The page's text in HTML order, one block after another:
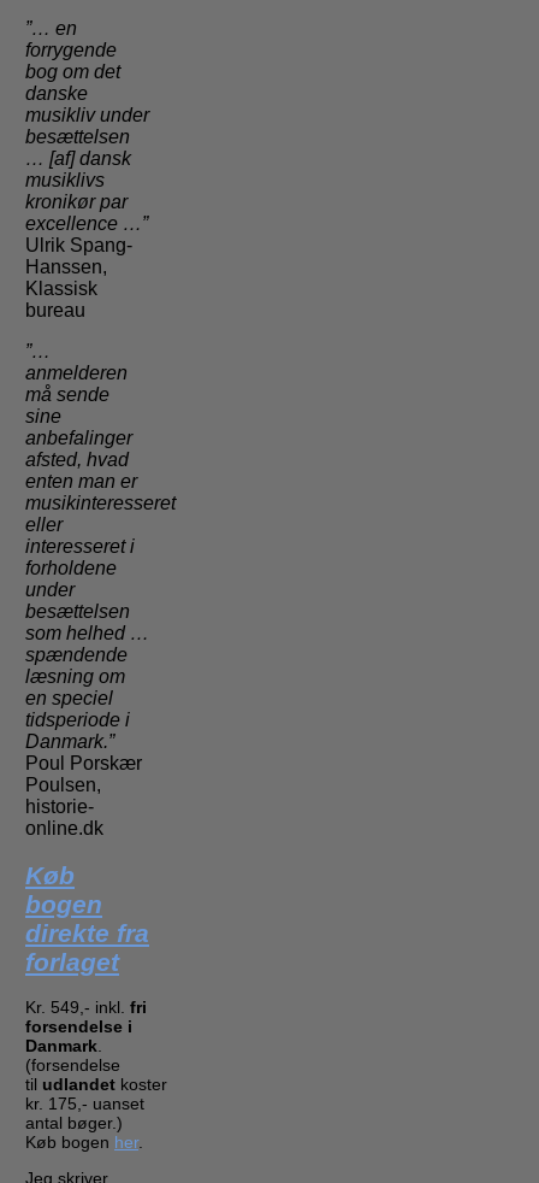
”… en
forrygende
bog om det
danske
musikliv under
besættelsen
… [af] dansk
musiklivs
kronikør par
excellence …”
Ulrik Spang-
Hanssen,
Klassisk
bureau
”…
anmelderen
må sende
sine
anbefalinger
afsted, hvad
enten man er
musikinteresseret
eller
interesseret i
forholdene
under
besættelsen
som helhed …
spændende
læsning om
en speciel
tidsperiode i
Danmark.”
Poul Porskær
Poulsen,
historie-
online.dk
Køb
bogen
direkte fra
forlaget
Kr. 549,- inkl. fri
forsendelse i
Danmark.
(forsendelse
til udlandet koster
kr. 175,- uanset
antal bøger.)
Køb bogen her.
Jeg skriver